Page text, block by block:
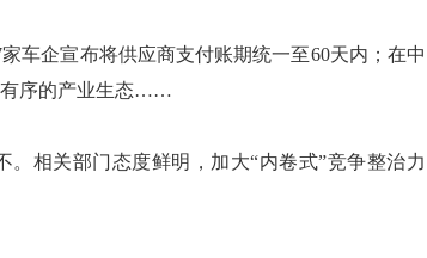
企宣布将供应商支付账期统一至60天内；在中
有序的产业生态……
相关部门态度鲜明，加大“内卷式”竞争整治力